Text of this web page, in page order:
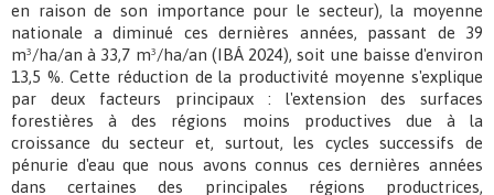
en raison de son importance pour le secteur), la moyenne
nationale a diminué ces dernières années, passant de 39
m³/ha/an à 33,7 m³/ha/an (IBÁ 2024), soit une baisse d'environ
13,5 %. Cette réduction de la productivité moyenne s'explique
par deux facteurs principaux : l'extension des surfaces
forestières à des régions moins productives due à la
croissance du secteur et, surtout, les cycles successifs de
pénurie d'eau que nous avons connus ces dernières années
dans certaines des principales régions productrices,